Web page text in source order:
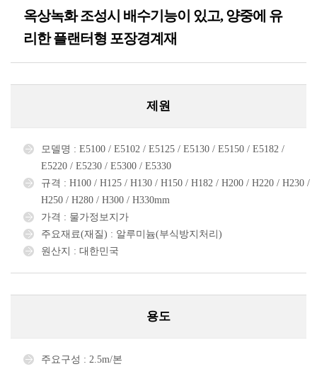
옥상녹화 조성시 배수기능이 있고, 양중에 유
리한 플랜터형 포장경계재
제원
모델명 : E5100 / E5102 / E5125 / E5130 / E5150 / E5182 /
E5220 / E5230 / E5300 / E5330
규격 : H100 / H125 / H130 / H150 / H182 / H200 / H220 / H230 /
H250 / H280 / H300 / H330mm
가격 : 물가정보지가
주요재료(재질) : 알루미늄(부식방지처리)
원산지 : 대한민국
용도
주요구성 : 2.5m/본